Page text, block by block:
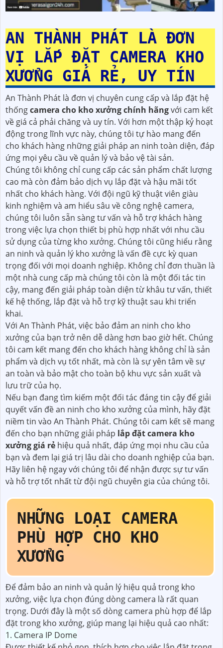
AN THÀNH PHÁT LÀ ĐƠN
VỊ LẮP ĐẶT CAMERA KHO
XƯỞNG GIÁ RẺ, UY TÍN
An Thành Phát là đơn vị chuyên cung cấp và lắp đặt hệ
thốngcamera cho kho xưởng chính hãngvới cam kết
về giá cả phải chăng và uy tín. Với hơn một thập kỷ hoạt
động trong lĩnh vực này, chúng tôi tự hào mang đến
cho khách hàng những giải pháp an ninh toàn diện, đáp
ứng mọi yêu cầu về quản lý và bảo vệ tài sản.
Chúng tôi không chỉ cung cấp các sản phẩm chất lượng
cao mà còn đảm bảo dịch vụ lắp đặt và hậu mãi tốt
nhất cho khách hàng. Với đội ngũ kỹ thuật viên giàu
kinh nghiệm và am hiểu sâu về công nghệ camera,
chúng tôi luôn sẵn sàng tư vấn và hỗ trợ khách hàng
trong việc lựa chọn thiết bị phù hợp nhất với nhu cầu
sử dụng của từng kho xưởng. Chúng tôi cũng hiểu rằng
an ninh và quản lý kho xưởng là vấn đề cực kỳ quan
trọng đối với mọi doanh nghiệp. Không chỉ đơn thuần là
một nhà cung cấp mà chúng tôi còn là một đối tác tin
cậy, mang đến giải pháp toàn diện từ khâu tư vấn, thiết
kế hệ thống, lắp đặt và hỗ trợ kỹ thuật sau khi triển
khai.
Với An Thành Phát, việc bảo đảm an ninh cho kho
xưởng của bạn trở nên dễ dàng hơn bao giờ hết. Chúng
tôi cam kết mang đến cho khách hàng không chỉ là sản
phẩm và dịch vụ tốt nhất, mà còn là sự yên tâm về sự
an toàn và bảo mật cho toàn bộ khu vực sản xuất và
lưu trữ của họ.
Nếu bạn đang tìm kiếm một đối tác đáng tin cậy để giải
quyết vấn đề an ninh cho kho xưởng của mình, hãy đặt
niềm tin vào An Thành Phát. Chúng tôi cam kết sẽ mang
đến cho bạn những giải pháp lắp đặt camera kho
xưởng giá rẻ hiệu quả nhất, đáp ứng mọi nhu cầu của
bạn và đem lại giá trị lâu dài cho doanh nghiệp của bạn.
Hãy liên hệ ngay với chúng tôi để nhận được sự tư vấn
và hỗ trợ tốt nhất từ đội ngũ chuyên gia của chúng tôi.
NHỮNG LOẠI CAMERA
PHÙ HỢP CHO KHO
XƯỞNG
Để đảm bảo an ninh và quản lý hiệu quả trong kho
xưởng, việc lựa chọn đúng dòng camera là rất quan
trọng. Dưới đây là một số dòng camera phù hợp để lắp
đặt trong kho xưởng, giúp mang lại hiệu quả cao nhất:
1. Camera IP Dome